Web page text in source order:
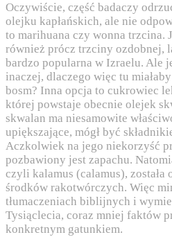
Oczywiście, część badaczy
olejku kapłańskich, ale nie
to marihuana czy wonna trzcina.
również prócz trzciny ozdobnej,
bardzo popularna w Izraelu. Ale
inaczej, dlaczego więc tu
bosm? Inna opcja to cukrowiec
której powstaje obecnie olejek
skwalan ma niesamowite
upiększające, mógł być
Aczkolwiek na jego niekorzyść
pozbawiony jest zapachu.
czyli kalamus (calamus), została
środków rakotwórczych. Więc
tłumaczeniach biblijnych i
Tysiąclecia, coraz mniej faktów
konkretnym gatunkiem.